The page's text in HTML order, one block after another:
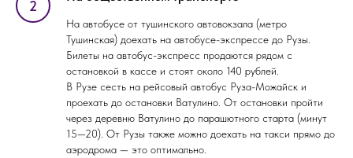
На автобусе от тушинского автовокзала (метро
Тушинская) доехать на автобусе-экспрессе до Рузы.
Билеты на автобус-экспресс продаются рядом с
остановкой в кассе и стоят около 140 рублей.
В Рузе сесть на рейсовый автобус Руза-Можайск и
проехать до остановки Ватулино. От остановки пройти
через деревню Ватулино до парашютного старта (минут
15—20). От Рузы также можно доехать на такси прямо до
аэродрома — это оптимально.